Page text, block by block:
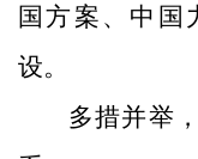
国方案、中国
设。
多措并举